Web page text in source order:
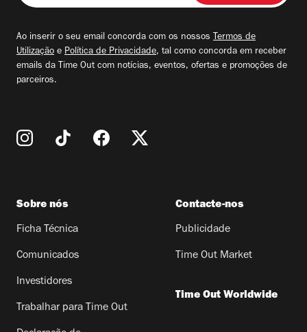
seu
Ao inserir o seu email concorda com os nossos Termos de
Utilização e Política de Privacidade, tal como concorda em receber
emails da Time Out com notícias, eventos, ofertas e promoções de
parceiros.
Sobre nós
Ficha Técnica
Comunicados
Investidores
Trabalhar para Time Out
Contacte-nos
Publicidade
Time Out Market
Time Out Worldwide